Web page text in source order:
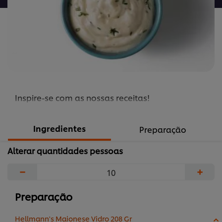
Inspire-se com as nossas receitas!
Ingredientes
Preparação
Alterar quantidades pessoas
− +
Preparação
Hellmann's Maionese Vidro 208 Gr